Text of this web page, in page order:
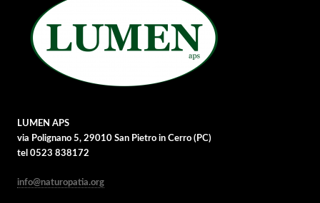
LUMEN APS
via Polignano 5, 29010 San Pietro in Cerro (PC)
tel 0523 838172
info@naturopatia.org